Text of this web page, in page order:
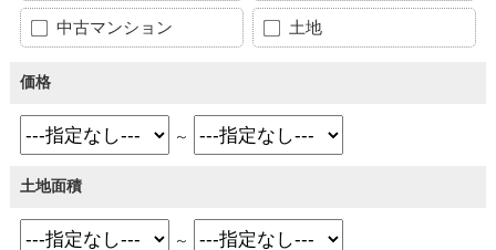
中古マンション 土地
価格
～
土地面積
～